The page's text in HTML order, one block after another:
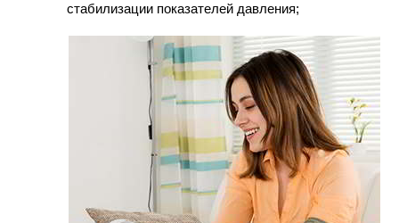
стабилизации показателей давления;